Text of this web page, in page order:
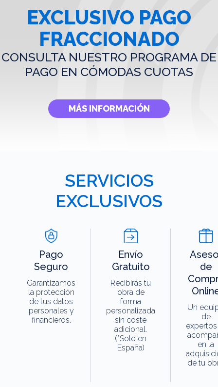
EXCLUSIVO PAGO
FRACCIONADO
CONSULTA NUESTRO PROGRAMA DE
PAGO EN CÓMODAS CUOTAS
MÁS INFORMACIÓN
SERVICIOS
EXCLUSIVOS
Pago
Seguro
Garantizamos
la protección
de tus datos
personales y
financieros.
Envío
Gratuito
Recibirás tu
obra de
forma
personalizada
sin coste
adicional.
(*Solo en
España)
de
Un
de
en la
de tu